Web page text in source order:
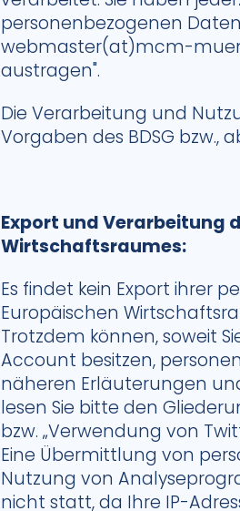
personenbezogenen
webmaster(at)mcm-
austragen".
Die Verarbeitung und
Vorgaben des BDSG bzw.,
Export und Verarbeitung
Wirtschaftsraumes:
Es findet kein Export ihrer
Europäischen
Trotzdem können, soweit
Account besitzen,
näheren Erläuterungen
lesen Sie bitte den
bzw. „Verwendung von
Eine Übermittlung von
Nutzung von
nicht statt, da Ihre IP-